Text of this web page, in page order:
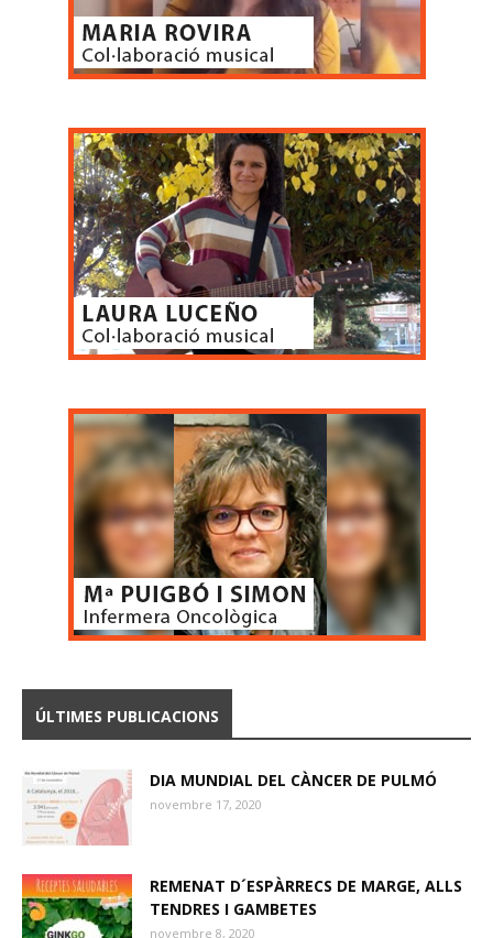
ÚLTIMES PUBLICACIONS
DIA MUNDIAL DEL CÀNCER DE PULMÓ
novembre 17, 2020
REMENAT D´ESPÀRRECS DE MARGE, ALLS
TENDRES I GAMBETES
novembre 8, 2020